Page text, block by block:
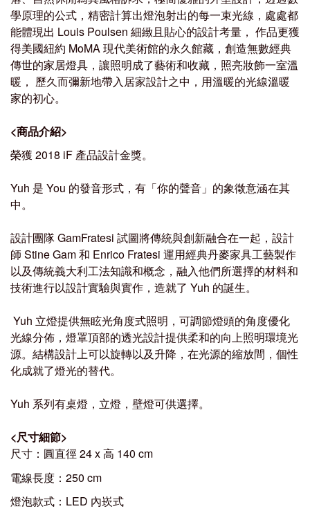
學原理的公式，精密計算出燈泡射出的每一束光線，處處都
能體現出 Louis Poulsen 細緻且貼心的設計考量， 作品更獲
得美國紐約 MoMA現代美術館的永久館藏，創造無數經典
傳世的家居燈具，讓照明成了藝術和收藏，照亮妝飾一室溫
暖， 歷久而彌新地帶入居家設計之中，用溫暖的光線溫暖
家的初心。
<商品介紹>
榮獲 2018 iF 產品設計金獎。
Yuh 是 You 的發音形式，有「你的聲音」的象徵意涵在其
中。
設計團隊 GamFratesi 試圖將傳統與創新融合在一起，設計
師 Stine Gam 和 Enrico Fratesi 運用經典丹麥家具工藝製作
以及傳統義大利工法知識和概念，融入他們所選擇的材料和
技術進行以設計實驗與實作，造就了 Yuh 的誕生。
Yuh 立燈提供無眩光角度式照明，可調節燈頭的角度優化
光線分佈，燈罩頂部的透光設計提供柔和的向上照明環境光
源。結構設計上可以旋轉以及升降，在光源的縮放間，個性
化成就了燈光的替代。
Yuh 系列有桌燈，立燈，壁燈可供選擇。
<尺寸細節>
尺寸：圓直徑 24 x 高 140 cm
電線長度：250 cm
燈泡款式：LED 內崁式